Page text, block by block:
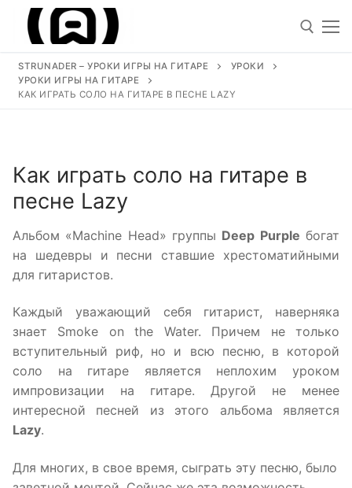
Перейти
содержимому
Уроки
Ноты для гитары
Обучение
Виртуозы гитаристы
STRUNADER – УРОКИ ИГРЫ НА ГИТАРЕ
УРОКИ
УРОКИ ИГРЫ НА ГИТАРЕ
КАК ИГРАТЬ СОЛО НА ГИТАРЕ В ПЕСНЕ LAZY
Как играть соло на гитаре в
песне Lazy
Альбом «Machine Head» группы Deep Purple богат
на шедевры и песни ставшие хрестоматийными
для гитаристов.
Каждый уважающий себя гитарист, наверняка
знает Smoke on the Water. Причем не только
вступительный риф, но и всю песню, в которой
соло на гитаре является неплохим уроком
импровизации на гитаре. Другой не менее
интересной песней из этого альбома является
Lazy.
Для многих, в свое время, сыграть эту песню, было